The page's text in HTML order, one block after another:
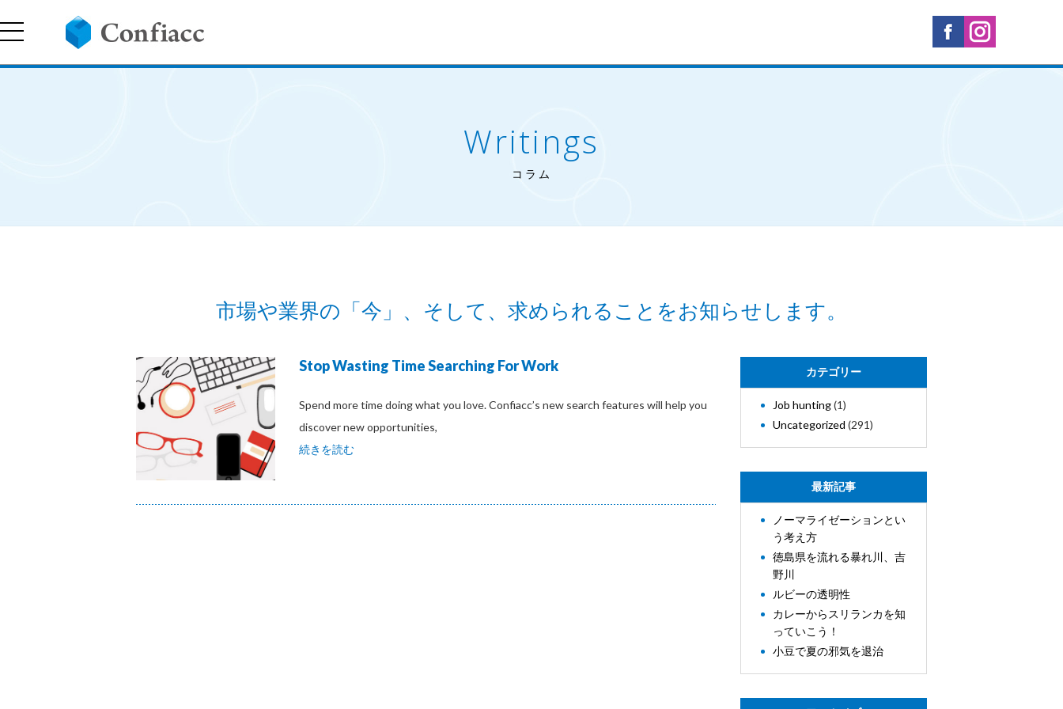
Writings
コラム
市場や業界の「今」、そして、求められることをお知らせします。
Stop Wasting Time Searching For Work
Spend more time doing what you love. Confiacc’s new search features will help you
discover new opportunities,
続きを読む
カテゴリー
Job hunting(1)
Uncategorized (291)
最新記事
ノーマライゼーションとい
う考え方
徳島県を流れる暴れ川、吉
野川
ルビーの透明性
カレーからスリランカを知
っていこう！
小豆で夏の邪気を退治